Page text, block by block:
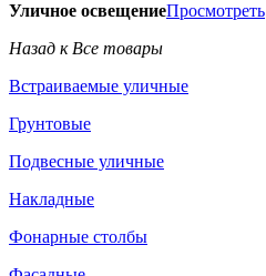
Уличное освещениеПросмотреть
Назад к Все товары
Встраиваемые уличные
Грунтовые
Подвесные уличные
Накладные
Фонарные столбы